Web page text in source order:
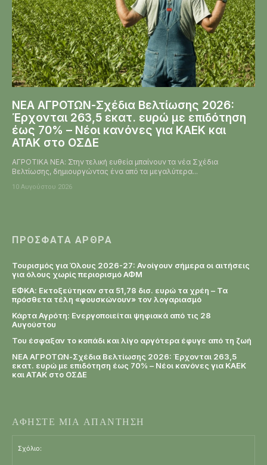
ΝΕΑ ΑΓΡΟΤΩΝ-Σχέδια Βελτίωσης 2026:
Έρχονται 263,5 εκατ. ευρώ με επιδότηση
έως 70% – Νέοι κανόνες για ΚΑΕΚ και
ΑΤΑΚ στο ΟΣΔΕ
ΑΓΡΟΤΙΚΑ ΝΕΑ: Στην τελική ευθεία μπαίνουν τα νέα Σχέδια
Βελτίωσης, δημιουργώντας ένα από τα μεγαλύτερα...
10 Αυγούστου 2026
ΠΡΌΣΦΑΤΑ ΆΡΘΡΑ
Τουρισμός για Όλους 2026-27: Ανοίγουν σήμερα οι αιτήσεις
για όλους χωρίς περιορισμό ΑΦΜ
ΕΦΚΑ: Εκτοξεύτηκαν στα 51,78 δισ. ευρώ τα χρέη – Τα
πρόσθετα τέλη «φουσκώνουν» τον λογαριασμό
Κάρτα Αγρότη: Ενεργοποιείται ψηφιακά από τις 28
Αυγούστου
Του έσφαξαν το κοπάδι και λίγο αργότερα έφυγε από τη ζωή
ΝΕΑ ΑΓΡΟΤΩΝ-Σχέδια Βελτίωσης 2026: Έρχονται 263,5
εκατ. ευρώ με επιδότηση έως 70% – Νέοι κανόνες για ΚΑΕΚ
και ΑΤΑΚ στο ΟΣΔΕ
ΑΦΗΣΤΕ ΜΙΑ ΑΠΑΝΤΗΣΗ